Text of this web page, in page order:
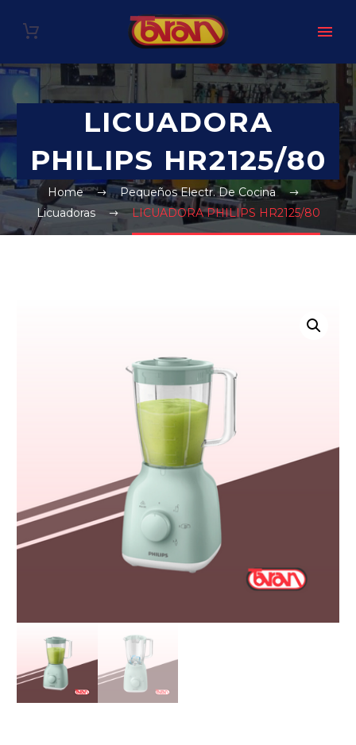
LICUADORA
PHILIPS HR2125/80
Home
Pequeños Electr. De Cocina
Licuadoras
LICUADORA PHILIPS HR2125/80